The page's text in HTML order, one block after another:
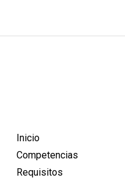
Inicio
Competencias
Requisitos